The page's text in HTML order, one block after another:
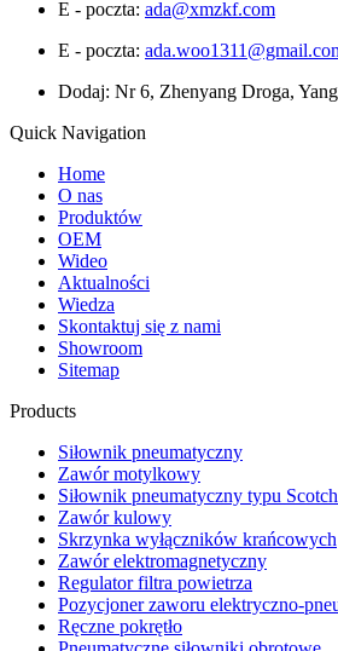
E - poczta: ada@xmzkf.com
E - poczta:
Dodaj: Nr 6, Zhenyang Droga,
Quick Navigation
Home
O nas
Produktów
OEM
Wideo
Aktualności
Wiedza
Skontaktuj się z nami
Showroom
Sitemap
Products
Siłownik pneumatyczny
Zawór motylkowy
Siłownik pneumatyczny typu
Zawór kulowy
Skrzynka wyłączników krańcowych
Zawór elektromagnetyczny
Regulator filtra powietrza
Pozycjoner zaworu elektryczno-
Ręczne pokrętło